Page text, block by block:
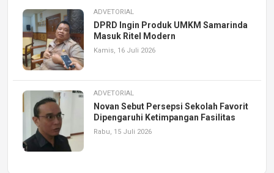
ADVETORIAL
DPRD Ingin Produk UMKM Samarinda
Masuk Ritel Modern
Kamis, 16 Juli 2026
ADVETORIAL
Novan Sebut Persepsi Sekolah Favorit
Dipengaruhi Ketimpangan Fasilitas
Rabu, 15 Juli 2026